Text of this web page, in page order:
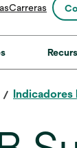
se
en
Carreras